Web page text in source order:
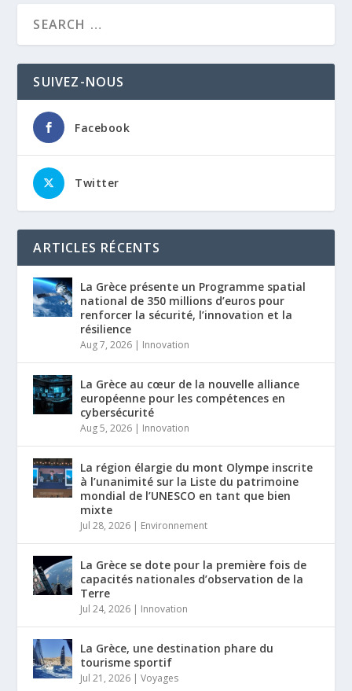
SUIVEZ-NOUS
Facebook
Twitter
ARTICLES RÉCENTS
La Grèce présente un Programme spatial
national de 350 millions d’euros pour
renforcer la sécurité, l’innovation et la
résilience
Aug 7, 2026 | Innovation
La Grèce au cœur de la nouvelle alliance
européenne pour les compétences en
cybersécurité
Aug 5, 2026 | Innovation
La région élargie du mont Olympe inscrite
à l’unanimité sur la Liste du patrimoine
mondial de l’UNESCO en tant que bien
mixte
Jul 28, 2026 | Environnement
La Grèce se dote pour la première fois de
capacités nationales d’observation de la
Terre
Jul 24, 2026 | Innovation
La Grèce, une destination phare du
tourisme sportif
Jul 21, 2026 |Voyages